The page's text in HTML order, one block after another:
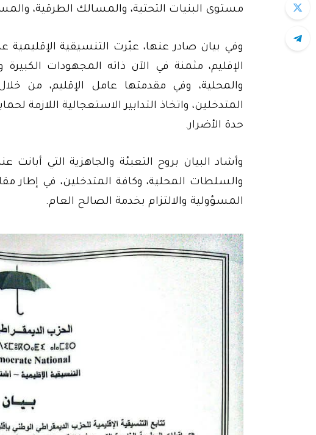
مستوى البنيات التحتية، والمسالك الطرقية،
وفي بيان صادر عنها، عبّرت التنسيقية
الإقليم، مثمنة في الآن ذاته المجهودات
والمحلية، وفي مقدمتها عامل الإقليم، من
المتدخلين، واتخاذ التدابير الاستعجالية اللازمة
حدة الأضرار.
وأشاد البيان بروح التعبئة والجاهزية التي أبانت
والسلطات المحلية، وكافة المتدخلين، في إطار
المسؤولية والالتزام بخدمة الصالح العام.